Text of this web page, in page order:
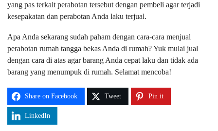
yang pas terkait perabotan tersebut dengan pembeli agar terjadi
kesepakatan dan perabotan Anda laku terjual.
Apa Anda sekarang sudah paham dengan cara-cara menjual
perabotan rumah tangga bekas Anda di rumah? Yuk mulai jual
dengan cara di atas agar barang Anda cepat laku dan tidak ada
barang yang menumpuk di rumah. Selamat mencoba!
Share on Facebook Tweet Pin it
LinkedIn